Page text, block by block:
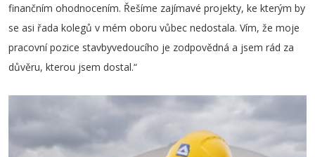
finančním ohodnocením. Řešíme zajímavé projekty, ke kterým by
se asi řada kolegů v mém oboru vůbec nedostala. Vím, že moje
pracovní pozice stavbyvedoucího je zodpovědná a jsem rád za
důvěru, kterou jsem dostal.“